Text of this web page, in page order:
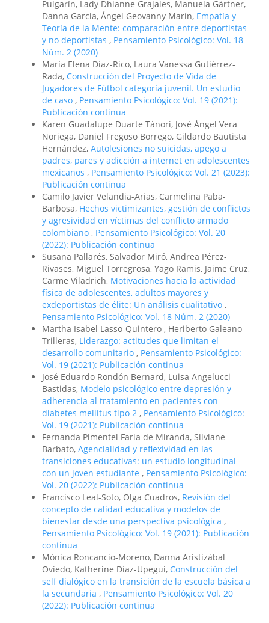
Pulgarín, Lady Dhianne Grajales, Manuela Gärtner,
Danna Garcia, Ángel Geovanny Marín, Empatía y
Teoría de la Mente: comparación entre deportistas
y no deportistas , Pensamiento Psicológico: Vol. 18
Núm. 2 (2020)
María Elena Díaz-Rico, Laura Vanessa Gutiérrez-
Rada, Construcción del Proyecto de Vida de
Jugadores de Fútbol categoría juvenil. Un estudio
de caso , Pensamiento Psicológico: Vol. 19 (2021):
Publicación continua
Karen Guadalupe Duarte Tánori, José Ángel Vera
Noriega, Daniel Fregoso Borrego, Gildardo Bautista
Hernández, Autolesiones no suicidas, apego a
padres, pares y adicción a internet en adolescentes
mexicanos , Pensamiento Psicológico: Vol. 21 (2023):
Publicación continua
Camilo Javier Velandia-Arias, Carmelina Paba-
Barbosa, Hechos victimizantes, gestión de conflictos
y agresividad en víctimas del conflicto armado
colombiano , Pensamiento Psicológico: Vol. 20
(2022): Publicación continua
Susana Pallarés, Salvador Miró, Andrea Pérez-
Rivases, Miguel Torregrosa, Yago Ramis, Jaime Cruz,
Carme Viladrich, Motivaciones hacia la actividad
física de adolescentes, adultos mayores y
exdeportistas de élite: Un análisis cualitativo ,
Pensamiento Psicológico: Vol. 18 Núm. 2 (2020)
Martha Isabel Lasso-Quintero , Heriberto Galeano
Trilleras, Liderazgo: actitudes que limitan el
desarrollo comunitario , Pensamiento Psicológico:
Vol. 19 (2021): Publicación continua
José Eduardo Rondón Bernard, Luisa Angelucci
Bastidas, Modelo psicológico entre depresión y
adherencia al tratamiento en pacientes con
diabetes mellitus tipo 2 , Pensamiento Psicológico:
Vol. 19 (2021): Publicación continua
Fernanda Pimentel Faria de Miranda, Silviane
Barbato, Agencialidad y reflexividad en las
transiciones educativas: un estudio longitudinal
con un joven estudiante , Pensamiento Psicológico:
Vol. 20 (2022): Publicación continua
Francisco Leal-Soto, Olga Cuadros, Revisión del
concepto de calidad educativa y modelos de
bienestar desde una perspectiva psicológica ,
Pensamiento Psicológico: Vol. 19 (2021): Publicación
continua
Mónica Roncancio-Moreno, Danna Aristizábal
Oviedo, Katherine Díaz-Upegui, Construcción del
self dialógico en la transición de la escuela básica a
la secundaria , Pensamiento Psicológico: Vol. 20
(2022): Publicación continua